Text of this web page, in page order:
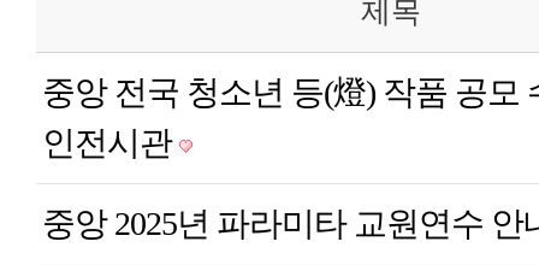
제목
중앙 전국 청소년 등(燈) 작품 공모
인전시관
중앙 2025년 파라미타 교원연수 안